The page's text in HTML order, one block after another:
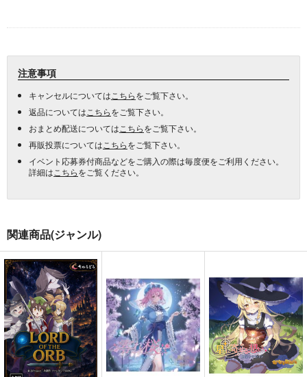
注意事項
キャンセルについては こちらをご覧下さい。
返品については こちらをご覧下さい。
おまとめ配送については こちらをご覧下さい。
再販投票については こちらをご覧下さい。
イベント応募券付商品などをご購入の際は毎度便をご利用ください。
詳細は こちらをご覧ください。
関連商品(ジャンル)